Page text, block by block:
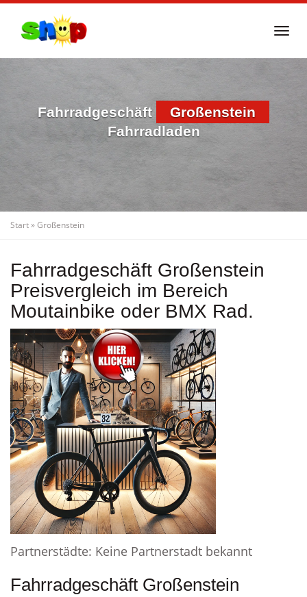
Fahrradgeschäft
Großenstein
Fahrradladen
Start»Großenstein
Fahrradgeschäft Großenstein
Preisvergleich im Bereich
Moutainbike oder BMX Rad.
Partnerstädte: Keine Partnerstadt bekannt
Fahrradgeschäft Großenstein